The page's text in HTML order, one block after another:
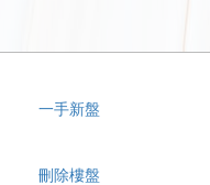
一手新盤
刪除樓盤